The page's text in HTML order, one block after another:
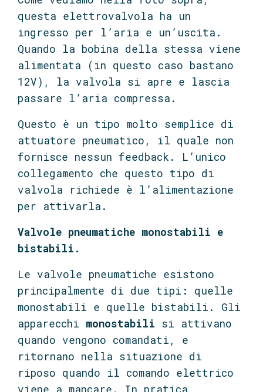
questa elettrovalvola ha un
ingresso per l’aria e un’uscita.
Quando la bobina della stessa viene
alimentata (in questo caso bastano
12V), la valvola si apre e lascia
passare l’aria compressa.
Questo è un tipo molto semplice di
attuatore pneumatico, il quale non
fornisce nessun feedback. L’unico
collegamento che questo tipo di
valvola richiede è l’alimentazione
per attivarla.
Valvole pneumatiche monostabili e
bistabili.
Le valvole pneumatiche esistono
principalmente di due tipi: quelle
monostabili e quelle bistabili. Gli
apparecchi monostabili si attivano
quando vengono comandati, e
ritornano nella situazione di
riposo quando il comando elettrico